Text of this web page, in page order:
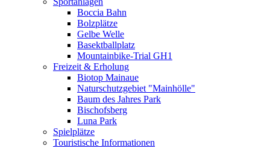
Boccia Bahn
Bolzplätze
Gelbe Welle
Basektballplatz
Mountainbike-Trial GH1
Freizeit & Erholung
Biotop Mainaue
Naturschutzgebiet "Mainhölle"
Baum des Jahres Park
Bischofsberg
Luna Park
Spielplätze
Touristische Informationen